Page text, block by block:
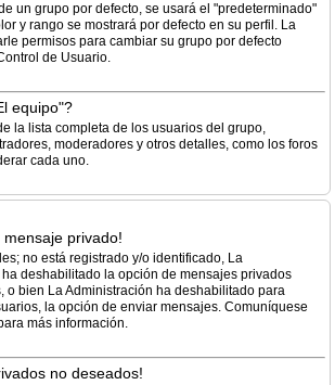
un grupo por defecto, se usará el "predeterminado"
y rango se mostrará por defecto en su perfil. La
permisos para cambiar su grupo por defecto
de Usuario.
equipo"?
la lista completa de los usuarios del grupo,
moderadores y otros detalles, como los foros
cada uno.
mensaje privado!
no está registrado y/o identificado, La
deshabilitado la opción de mensajes privados
o bien La Administración ha deshabilitado para
la opción de enviar mensajes. Comuníquese
más información.
no deseados!